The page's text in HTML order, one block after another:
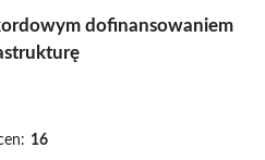
dofinansowaniem
16